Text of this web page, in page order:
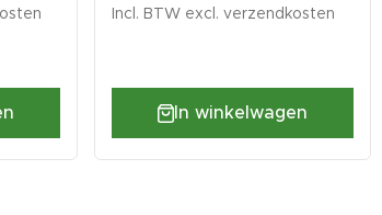
Incl. BTW excl.verzendkosten
In winkelwagen